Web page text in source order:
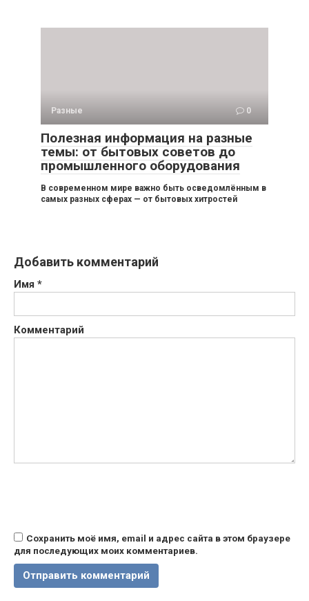
Разные 0
Полезная информация на разные
темы: от бытовых советов до
промышленного оборудования
В современном мире важно быть осведомлённым в
самых разных сферах — от бытовых хитростей
Добавить комментарий
Имя *
Комментарий
Сохранить моё имя, email и адрес сайта в этом браузере
для последующих моих комментариев.